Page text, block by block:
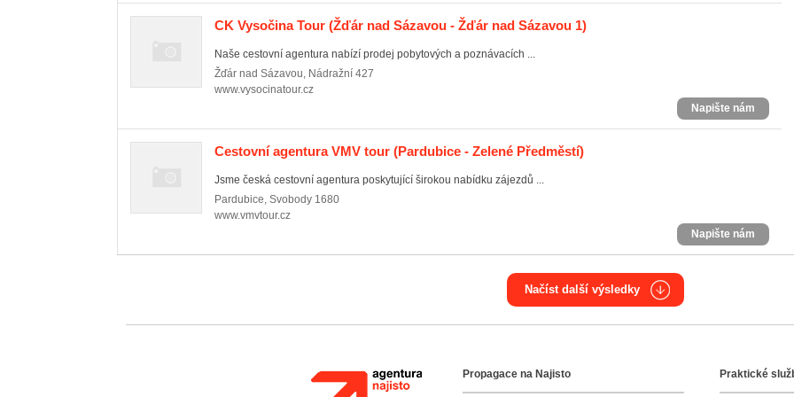
CK Vysočina Tour (Žďár nad Sázavou - Žďár nad Sázavou 1)
Naše cestovní agentura nabízí prodej pobytových a poznávacích ...
Žďár nad Sázavou, Nádražní 427
www.vysocinatour.cz
Napište nám
Cestovní agentura VMV tour (Pardubice - Zelené Předměstí)
Jsme česká cestovní agentura poskytující širokou nabídku zájezdů ...
Pardubice, Svobody 1680
www.vmvtour.cz
Napište nám
Načíst další výsledky
Agentura NajistoPropagace na Najisto Praktické